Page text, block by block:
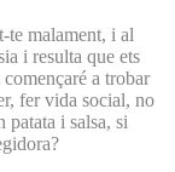
te malament, i al
i resulta que ets
a trobar
fer vida social, no
patata i salsa, si